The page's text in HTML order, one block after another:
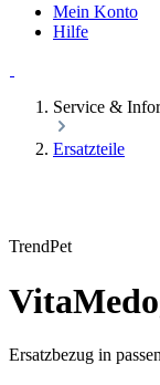
Mein Konto
Hilfe
Service &
Ersatzteile
TrendPet
Ersatzbezug in